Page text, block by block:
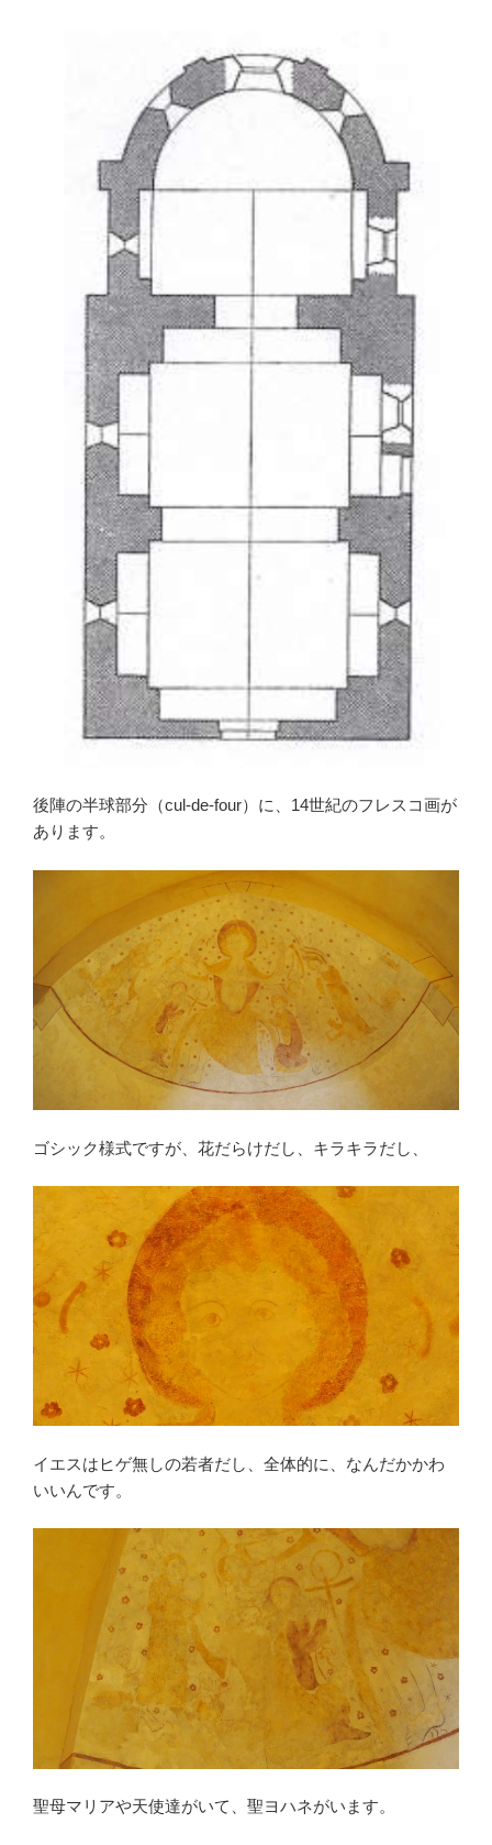
後陣の半球部分（cul-de-four）に、14世紀のフレスコ画が
あります。
ゴシック様式ですが、花だらけだし、キラキラだし、
イエスはヒゲ無しの若者だし、全体的に、なんだかかわ
いいんです。
聖母マリアや天使達がいて、聖ヨハネがいます。